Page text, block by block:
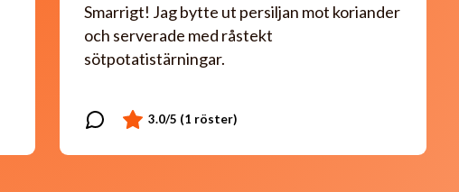
Smarrigt! Jag bytte ut persiljan mot koriander
och serverade med råstekt
sötpotatistärningar.